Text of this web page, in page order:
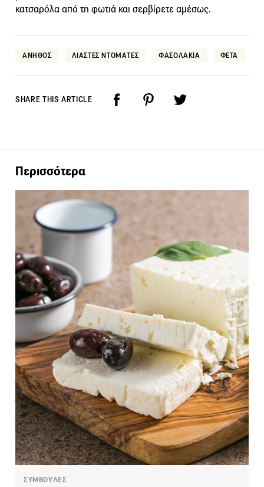
κατσαρόλα από τη φωτιά και σερβίρετε αμέσως.
ΑΝΗΘΟΣ ΛΙΑΣΤΕΣ ΝΤΟΜΑΤΕΣ ΦΑΣΟΛΑΚΙΑ ΦΕΤΑ
SHARE THIS ARTICLE
Περισσότερα
ΣΥΜΒΟΥΛΕΣ